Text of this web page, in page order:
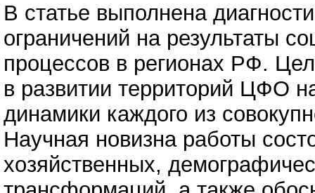
В статье выполнена
ограничений на результаты
процессов в регионах РФ.
в развитии территорий ЦФО
динамики каждого из
Научная новизна работы
хозяйственных,